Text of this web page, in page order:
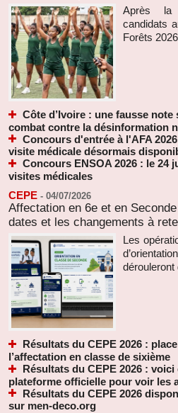
Après la
candidats
Forêts
Côte d’Ivoire : une fausse
combat contre la désinformation
Concours d'entrée à l'AFA
visite médicale désormais
Concours ENSOA 2026 : le 24
visites médicales
CEPE - 04/07/2026
Affectation en 6e et en
dates et les changements à
Les
dérouleront
Résultats du CEPE 2026 :
l’affectation en classe de sixième
Résultats du CEPE 2026 :
plateforme officielle pour voir les
Résultats du CEPE 2026
sur men-deco.org